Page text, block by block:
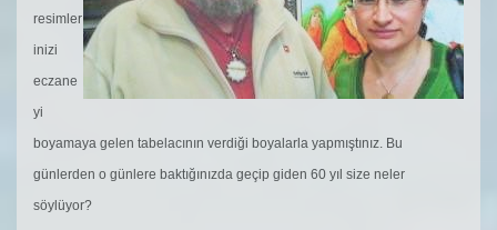
resimler
inizi
eczane
yi
boyamaya gelen tabelacının verdiği boyalarla yapmıştınız. Bu
günlerden o günlere baktığınızda geçip giden 60 yıl size neler
söylüyor?